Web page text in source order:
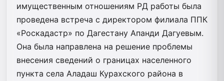
имущественным отношениям РД работы была
проведена встреча с директором филиала ППК
«Роскадастр» по Дагестану Апанди Дагуевым.
Она была направлена на решение проблемы
внесения сведений о границах населенного
пункта села Аладаш Курахского района в